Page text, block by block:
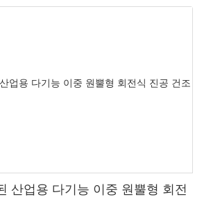
산업용 다기능 이중 원뿔형 회전